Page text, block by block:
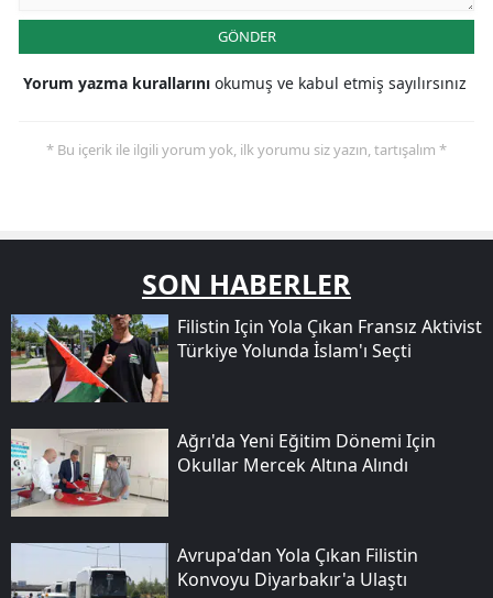
GÖNDER
Yorum yazma kurallarını okumuş ve kabul etmiş sayılırsınız
* Bu içerik ile ilgili yorum yok, ilk yorumu siz yazın, tartışalım *
SON HABERLER
Filistin Için Yola Çıkan Fransız Aktivist
Türkiye Yolunda İslam'ı Seçti
Ağrı'da Yeni Eğitim Dönemi Için
Okullar Mercek Altına Alındı
Avrupa'dan Yola Çıkan Filistin
Konvoyu Diyarbakır'a Ulaştı